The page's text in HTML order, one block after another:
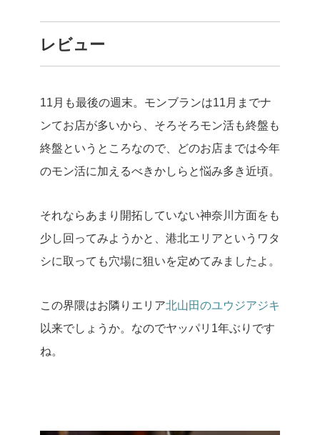
レビュー
11月も最後の週末。 モンブランは11月までナ
ンてお店が多いから、そろそろモン活も終盤も
終盤というところなので、どのお店までは今年
のモン活に加えるべきかしらと悩み多き近頃。
それならあまり開拓していない神奈川方面をも
少し回ってみようかと、港北エリアというワタ
シに取っても穴場に狙いを定めてみましたよ。
この界隈はお隣りエリア北山田のユウジアジキ
以来でしょうか。 なのでヤッパリ1年ぶりです
ね。